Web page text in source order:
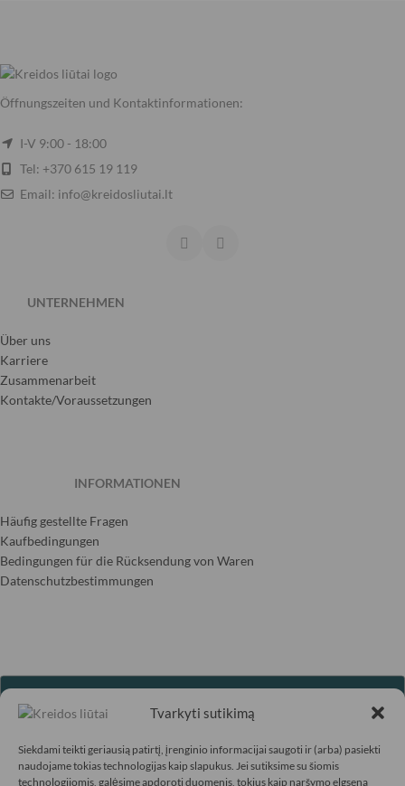
Tvarkyti sutikimą
Siekdami teikti geriausią patirtį, įrenginio informacijai saugoti ir (arba) pasiekti
naudojame tokias technologijas kaip slapukus. Jei sutiksime su šiomis
technologijomis, galėsime apdoroti duomenis, tokius kaip naršymo elgsena
Öffnungszeiten und Kontaktinformationen:
I-V 9:00 - 18:00
Tel: +370 615 19 119
Email: info@kreidosliutai.lt
UNTERNEHMEN
Über uns
Karriere
Zusammenarbeit
Kontakte/Voraussetzungen
INFORMATIONEN
Häufig gestellte Fragen
Kaufbedingungen
Bedingungen für die Rücksendung von Waren
Datenschutzbestimmungen
Kreidos liūtai
Unabhängig geprüft
5.00 Shopbewertung (17 Rezensionen) |4.83 Produktbewertung